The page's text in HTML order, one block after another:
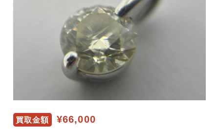
買取金額 ¥66,000